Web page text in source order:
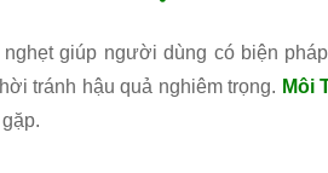
giúp người dùng có biện
tránh hậu quả nghiêm trọng. Môi